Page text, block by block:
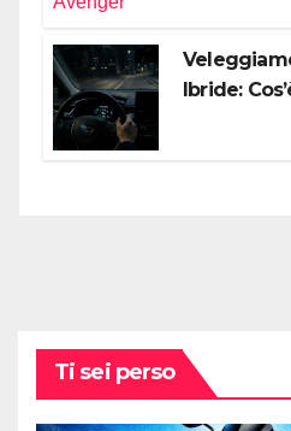
Ibride:
Ti sei perso